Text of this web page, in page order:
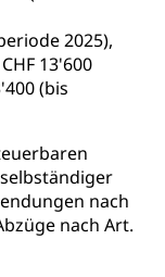
2025),
13'600
(bis
nach
nach Art.